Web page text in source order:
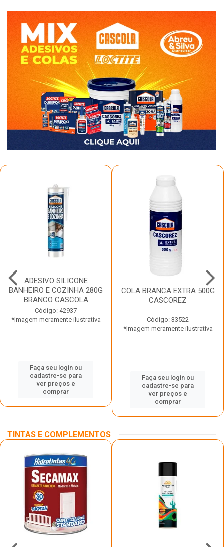
ADESIVO SILICONE
BANHEIRO E COZINHA 280G
BRANCO CASCOLA
Código: 42937
*Imagem meramente ilustrativa
Faça seu login ou
cadastre-se para
ver preços e
comprar
COLA BRANCA EXTRA 500G
CASCOREZ
Código: 33522
*Imagem meramente ilustrativa
Faça seu login ou
cadastre-se para
ver preços e
comprar
TINTAS E COMPLEMENTOS